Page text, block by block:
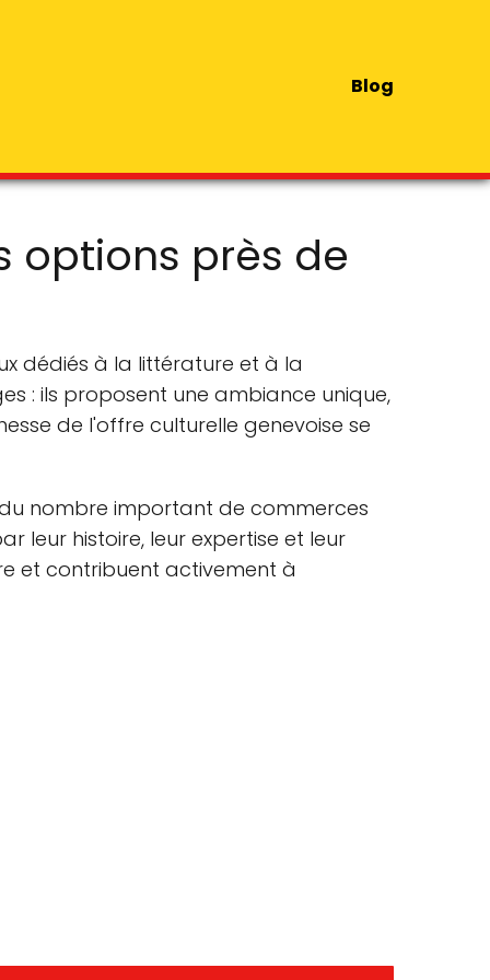
Blog
options près de
dédiés à la littérature et à la
: ils proposent une ambiance unique,
de l'offre culturelle genevoise se
nombre important de commerces
leur histoire, leur expertise et leur
et contribuent activement à